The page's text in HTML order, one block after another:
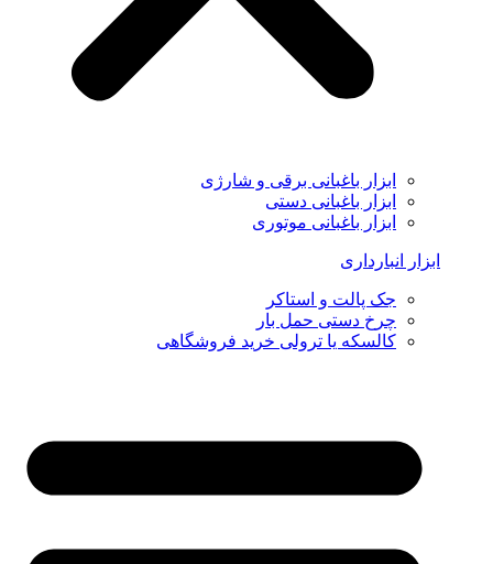
ابزار باغبانی برقی و شارژی
ابزار باغبانی دستی
ابزار باغبانی موتوری
ابزار انبارداری
جک پالت و استاکر
چرخ دستی حمل بار
کالسکه یا ترولی خرید فروشگاهی